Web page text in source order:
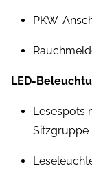
PKW-
LED-
Lesespots
Sitzgruppe